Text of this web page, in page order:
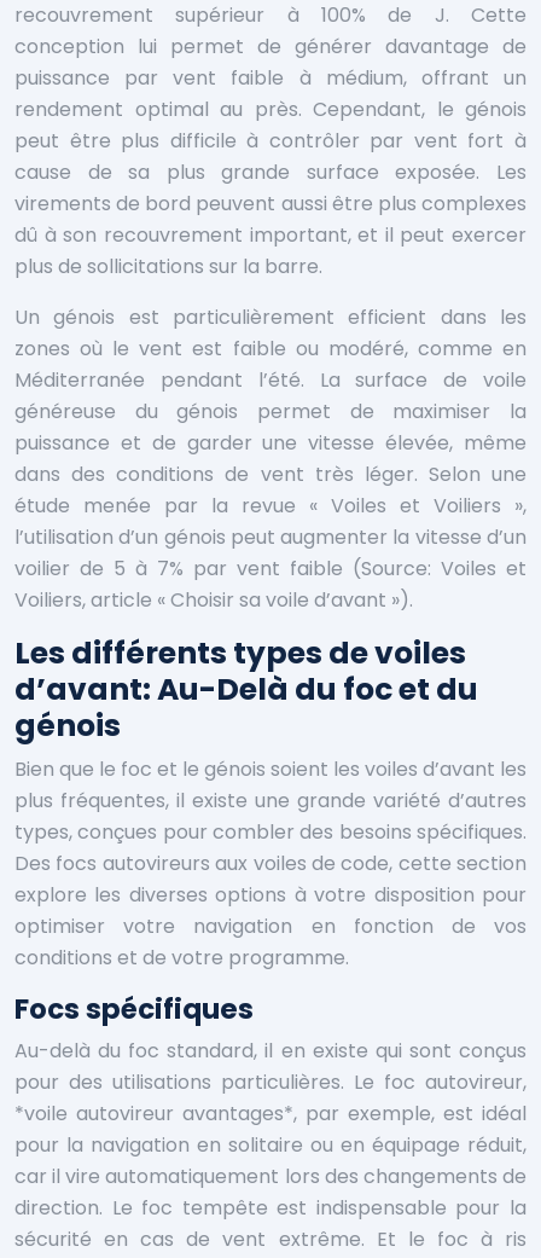
recouvrement supérieur à 100% de J. Cette
conception lui permet de générer davantage de
puissance par vent faible à médium, offrant un
rendement optimal au près. Cependant, le génois
peut être plus difficile à contrôler par vent fort à
cause de sa plus grande surface exposée. Les
virements de bord peuvent aussi être plus complexes
dû à son recouvrement important, et il peut exercer
plus de sollicitations sur la barre.
Un génois est particulièrement efficient dans les
zones où le vent est faible ou modéré, comme en
Méditerranée pendant l’été. La surface de voile
généreuse du génois permet de maximiser la
puissance et de garder une vitesse élevée, même
dans des conditions de vent très léger. Selon une
étude menée par la revue « Voiles et Voiliers »,
l’utilisation d’un génois peut augmenter la vitesse d’un
voilier de 5 à 7% par vent faible (Source: Voiles et
Voiliers, article « Choisir sa voile d’avant »).
Les différents types de voiles
d’avant: Au-Delà du foc et du
génois
Bien que le foc et le génois soient les voiles d’avant les
plus fréquentes, il existe une grande variété d’autres
types, conçues pour combler des besoins spécifiques.
Des focs autovireurs aux voiles de code, cette section
explore les diverses options à votre disposition pour
optimiser votre navigation en fonction de vos
conditions et de votre programme.
Focs spécifiques
Au-delà du foc standard, il en existe qui sont conçus
pour des utilisations particulières. Le foc autovireur,
*voile autovireur avantages*, par exemple, est idéal
pour la navigation en solitaire ou en équipage réduit,
car il vire automatiquement lors des changements de
direction. Le foc tempête est indispensable pour la
sécurité en cas de vent extrême. Et le foc à ris